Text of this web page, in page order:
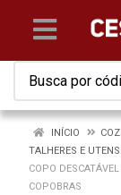
INÍCIO
TALHERES E
COPO
COPOBRAS